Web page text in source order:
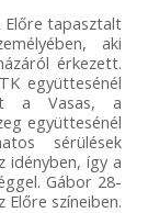
Előre tapasztalt
aki
érkezett.
együttesénél
a Vasas, a
együttesénél
sérülések
idényben, így a
Gábor 28-
színeiben.